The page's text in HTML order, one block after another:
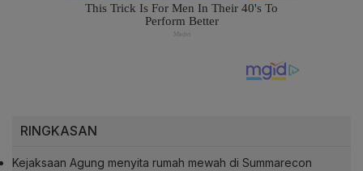
RINGKASAN
Kejaksaan Agung menyita rumah mewah di Summarecon